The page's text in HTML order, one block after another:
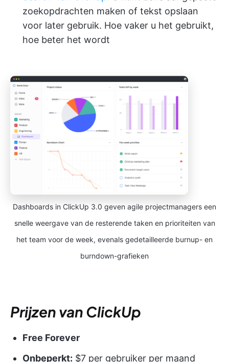
zoekopdrachten maken of tekst opslaan
voor later gebruik. Hoe vaker u het gebruikt,
hoe beter het wordt
Dashboards in ClickUp 3.0 geven agile projectmanagers een
snelle weergave van de resterende taken en prioriteiten van
het team voor de week, evenals gedetailleerde burnup- en
burndown-grafieken
Prijzen van ClickUp
Free Forever
Onbeperkt: $7 per gebruiker per maand